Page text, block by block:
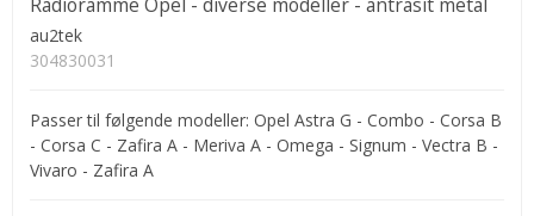
au2tek
304830031
Passer til følgende modeller: Opel Astra G - Combo - Corsa B
- Corsa C - Zafira A - Meriva A - Omega - Signum - Vectra B -
Vivaro - Zafira A